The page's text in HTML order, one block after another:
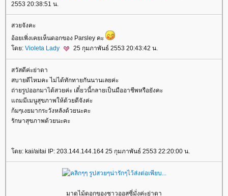
2553 20:38:51 น.
สวยจังคะ
อ้อยเพิ่งเคยเห็นดอกของ Parsley คะ
ดย: Violeta Lady 25 กุมภาพันธ์ 2553 20:43:42 น.
สวัสดีค่ะย่าดา
สบายดีไหมคะ ไม่ได้ทักทายกันนานเลยค่ะ
ถ่ายรูปออกมาได้สวยค่ะ เดี๋ยวนี้กลายเป็นมืออาชีพหรือยังคะ
ถมมีเมนูสุขภาพให้ด้วยดีจังค่ะ
ก้มๆเงยมากระวังหลังด้วยนะคะ
รักษาสุขภาพด้วยนะคะ
ดย: kai/aitai IP: 203.144.144.164 25 กุมภาพันธ์ 2553 22:20:00 น.
มาดูไม้ดอกของชาวออสซี่มั่งค่ะย่าดา